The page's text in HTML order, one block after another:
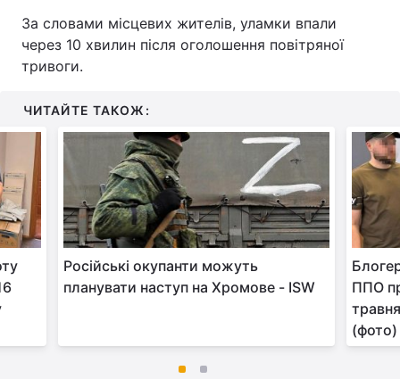
За словами місцевих жителів, уламки впали
через 10 хвилин після оголошення повітряної
тривоги.
ЧИТАЙТЕ ТАКОЖ:
Російські окупанти можуть
планувати наступ на Хромове - ISW
ППО
(фото)